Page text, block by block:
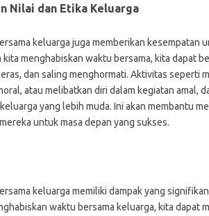
Nilai dan Etika Keluarga
keluarga juga memberikan kesempatan
kita menghabiskan waktu bersama, kita dapat
dan saling menghormati. Aktivitas seperti
atau melibatkan diri dalam kegiatan amal,
yang lebih muda. Ini akan membantu
untuk masa depan yang sukses.
keluarga memiliki dampak yang
waktu bersama keluarga, kita dapat